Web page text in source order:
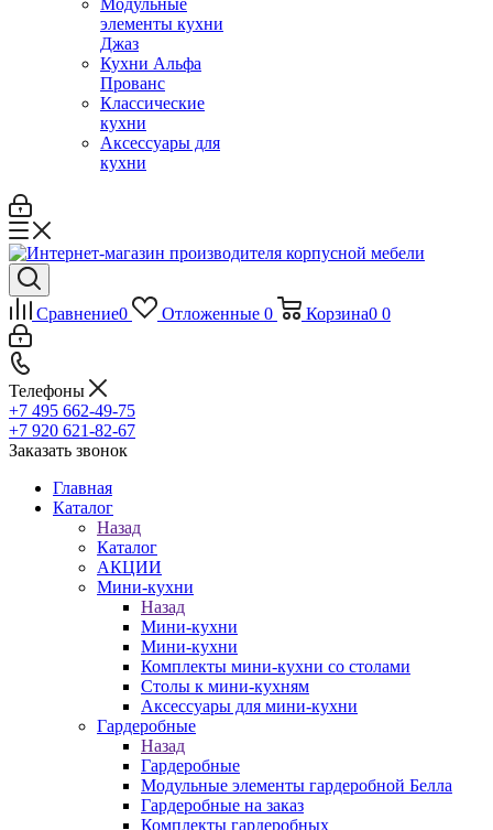
Модульные
элементы кухни
Джаз
Кухни Альфа
Прованс
Классические
кухни
Аксессуары для
кухни
Сравнение0 Отложенные 0 Корзина0 0
Телефоны
+7 495 662-49-75
+7 920 621-82-67
Заказать звонок
Главная
Каталог
Назад
Каталог
АКЦИИ
Мини-кухни
Назад
Мини-кухни
Мини-кухни
Комплекты мини-кухни со столами
Столы к мини-кухням
Аксессуары для мини-кухни
Гардеробные
Назад
Гардеробные
Модульные элементы гардеробной Белла
Гардеробные на заказ
Комплекты гардеробных